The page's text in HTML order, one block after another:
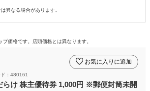
異なる場合があります。
価格です。店頭価格とは異なります。
：480161
らけ 株主優待券 1,000円 ※郵便封筒未開
お気に入りに追加